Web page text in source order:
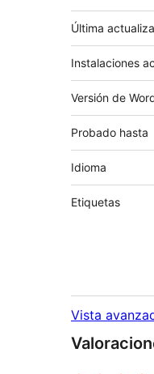
Última
Instalaciones
Versión de
Probado hasta
Idioma
Etiquetas
Vista